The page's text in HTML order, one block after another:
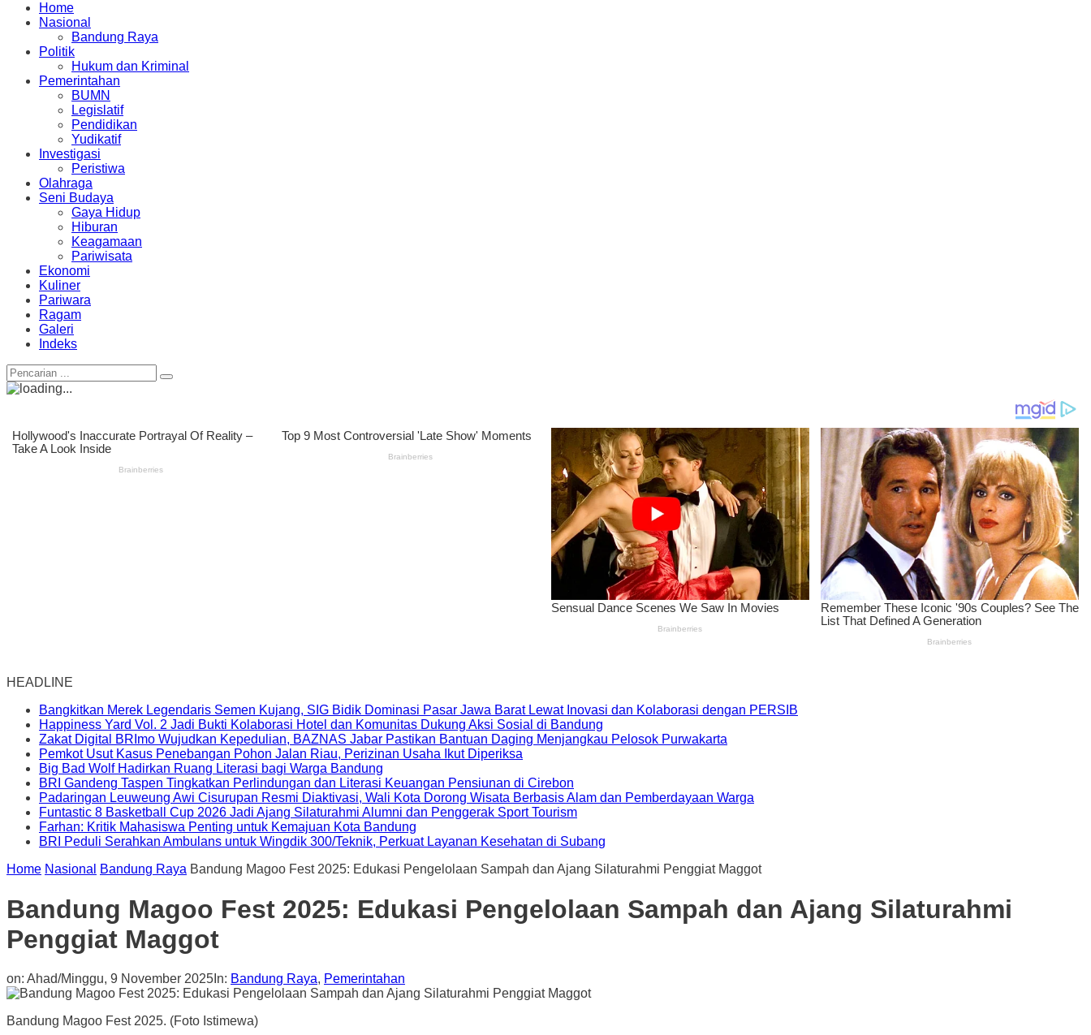
Home
Nasional
Bandung Raya
Politik
Hukum dan Kriminal
Pemerintahan
BUMN
Legislatif
Pendidikan
Yudikatif
Investigasi
Peristiwa
Olahraga
Seni Budaya
Gaya Hidup
Hiburan
Keagamaan
Pariwisata
Ekonomi
Kuliner
Pariwara
Ragam
Galeri
Indeks
HEADLINE
Bangkitkan Merek Legendaris Semen Kujang, SIG Bidik Dominasi Pasar Jawa Barat Lewat Inovasi dan Kolaborasi dengan PERSIB
Happiness Yard Vol. 2 Jadi Bukti Kolaborasi Hotel dan Komunitas Dukung Aksi Sosial di Bandung
Zakat Digital BRImo Wujudkan Kepedulian, BAZNAS Jabar Pastikan Bantuan Daging Menjangkau Pelosok Purwakarta
Pemkot Usut Kasus Penebangan Pohon Jalan Riau, Perizinan Usaha Ikut Diperiksa
Big Bad Wolf Hadirkan Ruang Literasi bagi Warga Bandung
BRI Gandeng Taspen Tingkatkan Perlindungan dan Literasi Keuangan Pensiunan di Cirebon
Padaringan Leuweung Awi Cisurupan Resmi Diaktivasi, Wali Kota Dorong Wisata Berbasis Alam dan Pemberdayaan Warga
Funtastic 8 Basketball Cup 2026 Jadi Ajang Silaturahmi Alumni dan Penggerak Sport Tourism
Farhan: Kritik Mahasiswa Penting untuk Kemajuan Kota Bandung
BRI Peduli Serahkan Ambulans untuk Wingdik 300/Teknik, Perkuat Layanan Kesehatan di Subang
Home Nasional Bandung Raya Bandung Magoo Fest 2025: Edukasi Pengelolaan Sampah dan Ajang Silaturahmi Penggiat Maggot
Bandung Magoo Fest 2025: Edukasi Pengelolaan Sampah dan Ajang Silaturahmi
Penggiat Maggot
on: Ahad/Minggu, 9 November 2025 In: Bandung Raya, Pemerintahan
Bandung Magoo Fest 2025. (Foto Istimewa)